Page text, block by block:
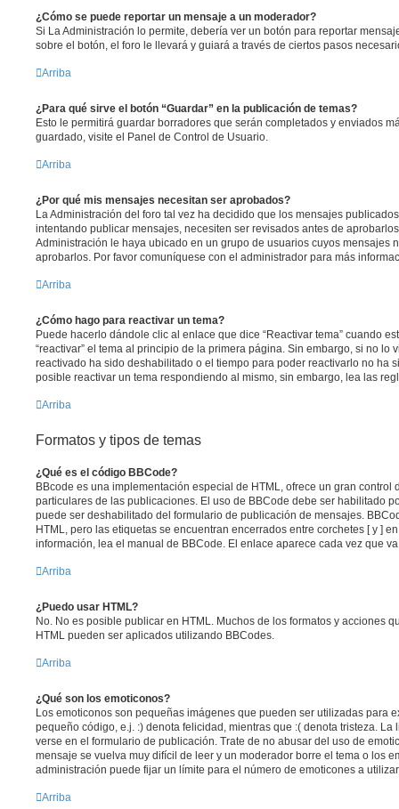
¿Cómo se puede reportar un mensaje a un moderador?
Si La Administración lo permite, debería ver un botón para reportar
sobre el botón, el foro le llevará y guiará a través de ciertos pasos
Arriba
¿Para qué sirve el botón “Guardar” en la publicación de temas?
Esto le permitirá guardar borradores que serán completados y enviados
guardado, visite el Panel de Control de Usuario.
Arriba
¿Por qué mis mensajes necesitan ser aprobados?
La Administración del foro tal vez ha decidido que los mensajes
intentando publicar mensajes, necesiten ser revisados antes de
Administración le haya ubicado en un grupo de usuarios cuyos mensajes
aprobarlos. Por favor comuníquese con el administrador para más
Arriba
¿Cómo hago para reactivar un tema?
Puede hacerlo dándole clic al enlace que dice “Reactivar tema” cuando
“reactivar” el tema al principio de la primera página. Sin embargo, si no lo
reactivado ha sido deshabilitado o el tiempo para poder reactivarlo no ha
posible reactivar un tema respondiendo al mismo, sin embargo, lea las
Arriba
Formatos y tipos de temas
¿Qué es el código BBCode?
BBcode es una implementación especial de HTML, ofrece un gran control
particulares de las publicaciones. El uso de BBCode debe ser habilitado
puede ser deshabilitado del formulario de publicación de mensajes.
HTML, pero las etiquetas se encuentran encerrados entre corchetes [ y ]
información, lea el manual de BBCode. El enlace aparece cada vez que
Arriba
¿Puedo usar HTML?
No. No es posible publicar en HTML. Muchos de los formatos y acciones
HTML pueden ser aplicados utilizando BBCodes.
Arriba
¿Qué son los emoticonos?
Los emoticonos son pequeñas imágenes que pueden ser utilizadas para
pequeño código, e.j. :) denota felicidad, mientras que :( denota tristeza.
verse en el formulario de publicación. Trate de no abusar del uso de
mensaje se vuelva muy difícil de leer y un moderador borre el tema o los
administración puede fijar un límite para el número de emoticones a
Arriba